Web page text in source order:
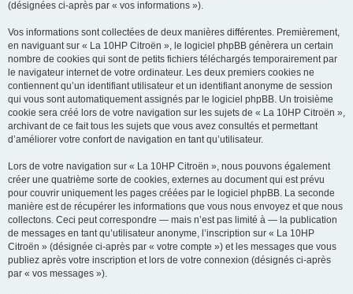
(désignées ci-après par « vos informations »).
Vos informations sont collectées de deux manières différentes. Premièrement,
en naviguant sur « La 10HP Citroën », le logiciel phpBB génèrera un certain
nombre de cookies qui sont de petits fichiers téléchargés temporairement par
le navigateur internet de votre ordinateur. Les deux premiers cookies ne
contiennent qu’un identifiant utilisateur et un identifiant anonyme de session
qui vous sont automatiquement assignés par le logiciel phpBB. Un troisième
cookie sera créé lors de votre navigation sur les sujets de « La 10HP Citroën »,
archivant de ce fait tous les sujets que vous avez consultés et permettant
d’améliorer votre confort de navigation en tant qu’utilisateur.
Lors de votre navigation sur « La 10HP Citroën », nous pouvons également
créer une quatrième sorte de cookies, externes au document qui est prévu
pour couvrir uniquement les pages créées par le logiciel phpBB. La seconde
manière est de récupérer les informations que vous nous envoyez et que nous
collectons. Ceci peut correspondre — mais n’est pas limité à — la publication
de messages en tant qu’utilisateur anonyme, l’inscription sur « La 10HP
Citroën » (désignée ci-après par « votre compte ») et les messages que vous
publiez après votre inscription et lors de votre connexion (désignés ci-après
par « vos messages »).